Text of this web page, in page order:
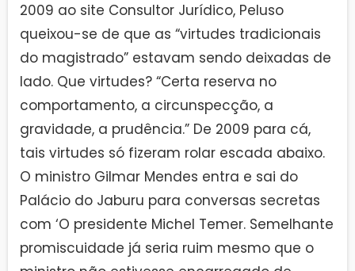
2009 ao site Consultor Jurídico, Peluso
queixou-se de que as “virtudes tradicionais
do magistrado” estavam sendo deixadas de
lado. Que virtudes? “Certa reserva no
comportamento, a circunspecção, a
gravidade, a prudência.” De 2009 para cá,
tais virtudes só fizeram rolar escada abaixo.
O ministro Gilmar Mendes entra e sai do
Palácio do Jaburu para conversas secretas
com ‘O presidente Michel Temer. Semelhante
promiscuidade já seria ruim mesmo que o